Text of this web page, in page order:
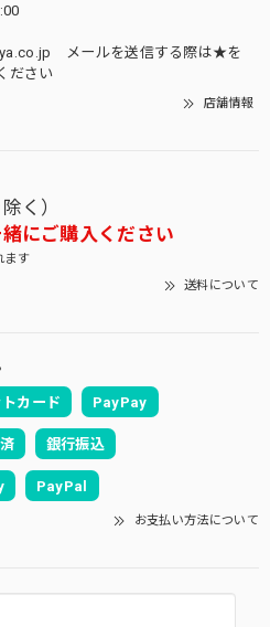
メールを送信する際は★を
ださい
店舗情報
く）
にご購入ください
ます
送料について
カード PayPay
銀行振込
PayPal
お支払い方法について